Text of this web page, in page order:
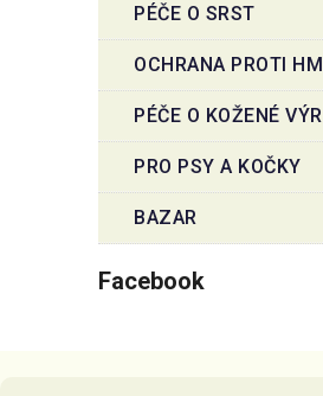
PÉČE O SRST
OCHRANA PROTI
PÉČE O KOŽENÉ
PRO PSY A KOČKY
BAZAR
Facebook